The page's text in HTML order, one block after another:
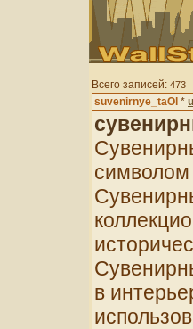
Всего записей: 473
suvenirnye_taOl *
символом
в